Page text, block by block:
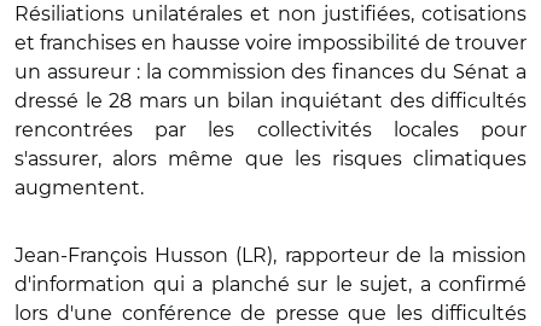
Résiliations unilatérales et non justifiées, cotisations
et franchises en hausse voire impossibilité de trouver
un assureur : la commission des finances du Sénat a
dressé le 28 mars un bilan inquiétant des difficultés
rencontrées par les collectivités locales pour
s'assurer, alors même que les risques climatiques
augmentent.
Jean-François Husson (LR), rapporteur de la mission
d'information qui a planché sur le sujet, a confirmé
lors d'une conférence de presse que les difficultés